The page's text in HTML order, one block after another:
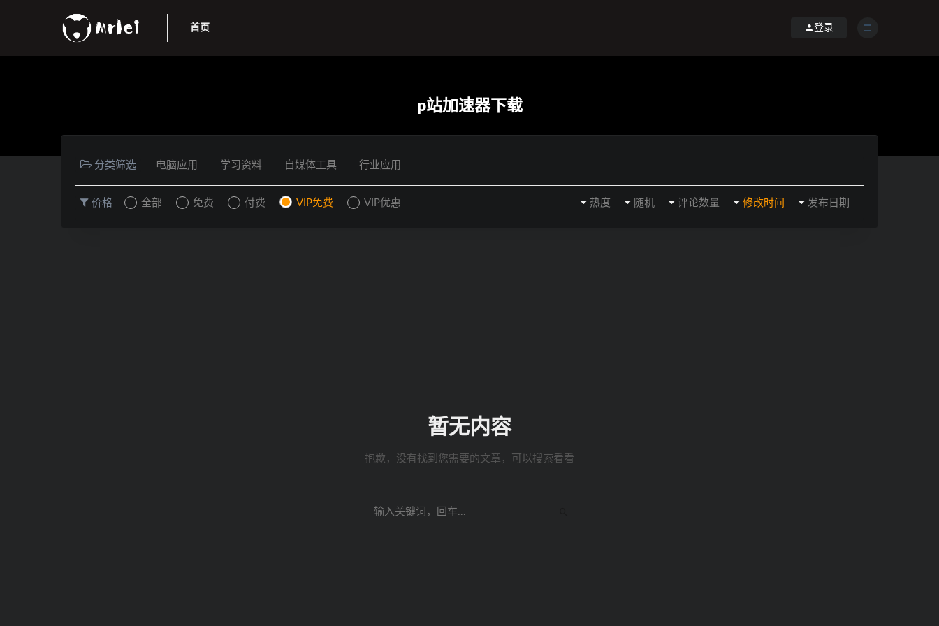
首页 登录
p站加速器下载
分类筛选 电脑应用 学习资料 自媒体工具 行业应用
价格 全部 免费 付费 VIP免费 VIP优惠 发布日期
修改时间
评论数量
随机
热度
暂无内容
抱歉，没有找到您需要的文章，可以搜索看看